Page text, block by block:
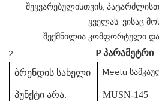
შეყვარებულისთვის,
ყველას, ვისაც
შექმნილია კომფორტული და
Pპარამეტრი
ბრენდის სახელი
Meetu
პუნქტი არა. MUSN-145